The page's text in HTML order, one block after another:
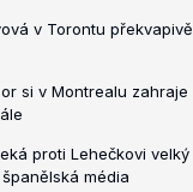
v Torontu překvapivě
si v Montrealu zahraje
proti Lehečkovi velký
média